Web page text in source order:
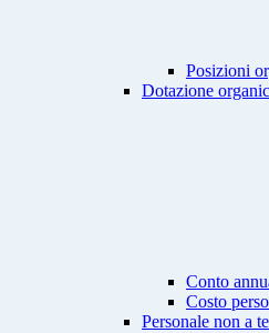
Posizioni
Dotazione
Conto
Costo
Personale non a